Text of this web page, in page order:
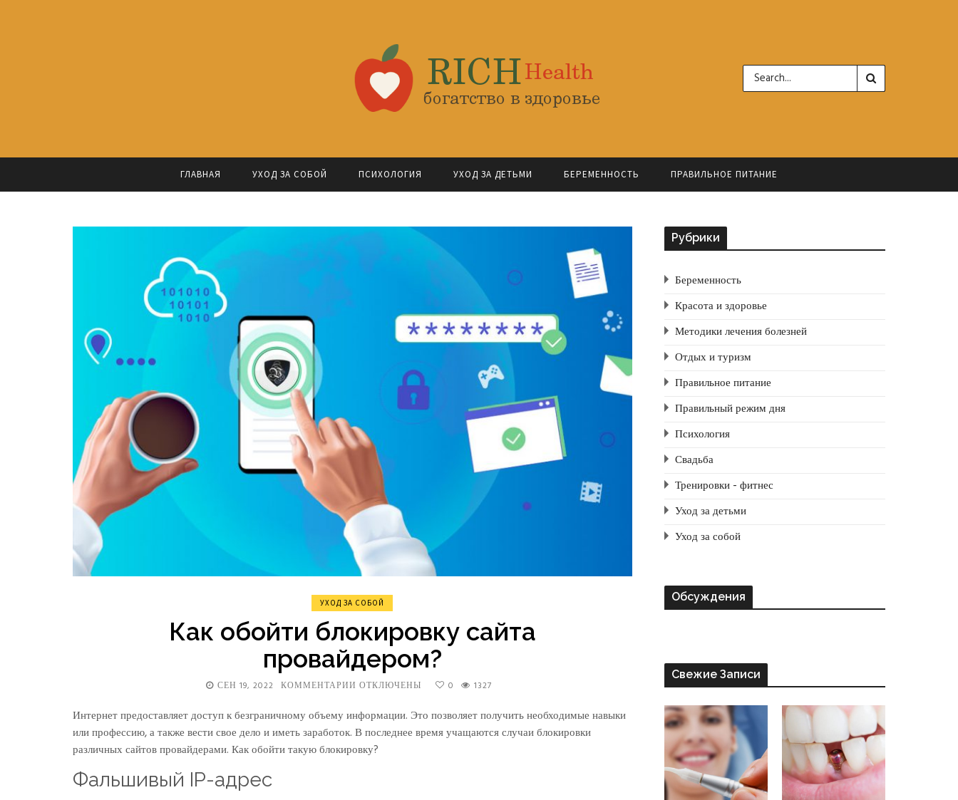
ГЛАВНАЯ УХОД ЗА СОБОЙ ПСИХОЛОГИЯ УХОД ЗА ДЕТЬМИ БЕРЕМЕННОСТЬ ПРАВИЛЬНОЕ ПИТАНИЕ
УХОД ЗА СОБОЙ
Как обойти блокировку сайта
провайдером?
СЕН 19, 2022 КОММЕНТАРИИ К
КАК
ОБОЙТИ
БЛОКИРОВКУ
САЙТА
ОТКЛЮЧЕНЫ 0 1327
Интернет предоставляет доступ к безграничному объему информации. Это позволяет получить необходимые навыки
или профессию, а также вести свое дело и иметь заработок. В последнее время учащаются случаи блокировки
различных сайтов провайдерами. Как обойти такую блокировку?
Фальшивый IP-адрес
Рубрики
Беременность
Красота и здоровье
Методики лечения болезней
Отдых и туризм
Правильное питание
Правильный режим дня
Психология
Свадьба
Тренировки - фитнес
Уход за детьми
Уход за собой
Обсуждения
Свежие Записи